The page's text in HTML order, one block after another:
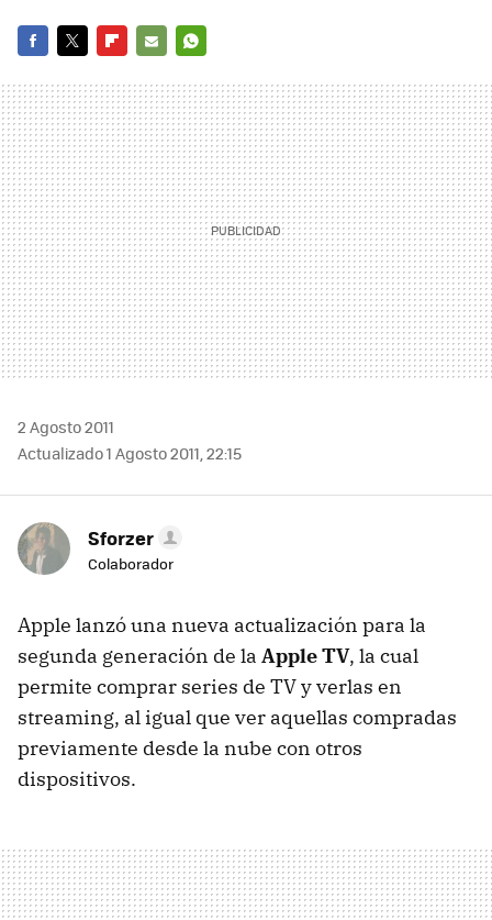
MAIL
2 Agosto 2011
Actualizado 1 Agosto 2011, 22:15
Sforzer
Colaborador
Apple lanzó una nueva actualización para la
segunda generación de la Apple TV, la cual
permite comprar series de TV y verlas en
streaming, al igual que ver aquellas compradas
previamente desde la nube con otros
dispositivos.